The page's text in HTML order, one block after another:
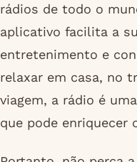
rádios de todo o
aplicativo facilita a
entretenimento e
relaxar em casa, no
viagem, a rádio é
que pode enriquecer